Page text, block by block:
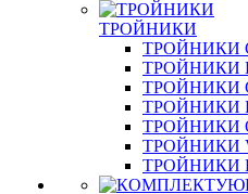
ТРОЙНИКИ
ТРОЙНИКИ
ТРОЙНИКИ
ТРОЙНИКИ
ТРОЙНИКИ
ТРОЙНИКИ
ТРОЙНИКИ
ТРОЙНИКИ